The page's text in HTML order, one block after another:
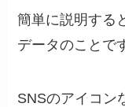
簡単に説明する
データのことで
SNSのアイコン